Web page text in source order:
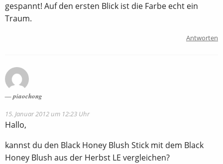
gespannt! Auf den ersten Blick ist die Farbe echt ein
Traum.
Antworten
piaochong
15. Januar 2012 um 12:23 Uhr
Hallo,
kannst du den Black Honey Blush Stick mit dem Black
Honey Blush aus der Herbst LE vergleichen?